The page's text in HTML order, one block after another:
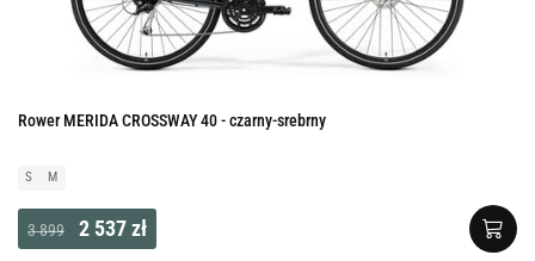
Rower MERIDA CROSSWAY 40 - czarny-srebrny
S M
3 899 2 537 zł